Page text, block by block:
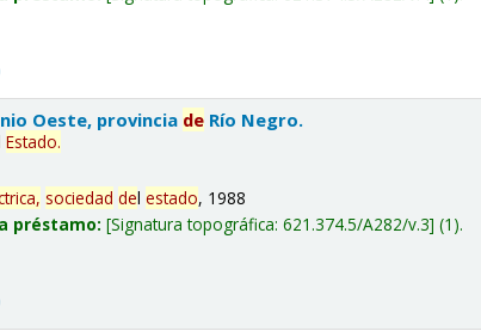
Oeste, provincia de Río Negro.
lEstado.
sociedad delestado, 1988
préstamo: Signatura topográfica:621.374.5/A282/v.3 (1).